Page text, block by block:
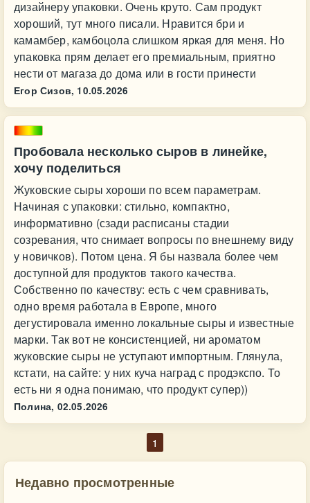
дизайнеру упаковки. Очень круто. Сам продукт
хороший, тут много писали. Нравится бри и
камамбер, камбоцола слишком яркая для меня. Но
упаковка прям делает его премиальным, приятно
нести от магаза до дома или в гости принести
Егор Сизов, 10.05.2026
Пробовала несколько сыров в линейке,
хочу поделиться
Жуковские сыры хороши по всем параметрам.
Начиная с упаковки: стильно, компактно,
информативно (сзади расписаны стадии
созревания, что снимает вопросы по внешнему виду
у новичков). Потом цена. Я бы назвала более чем
доступной для продуктов такого качества.
Собственно по качеству: есть с чем сравнивать,
одно время работала в Европе, много
дегустировала именно локальные сыры и известные
марки. Так вот не консистенцией, ни ароматом
жуковские сыры не уступают импортным. Глянула,
кстати, на сайте: у них куча наград с продэкспо. То
есть ни я одна понимаю, что продукт супер))
Полина, 02.05.2026
1
Недавно просмотренные